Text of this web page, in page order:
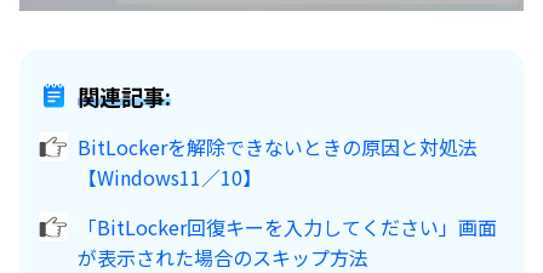
関連記事:
BitLockerを解除できないときの原因と対処法
【Windows11／10】
「BitLocker回復キーを入力してください」画面
が表示された場合のスキップ方法